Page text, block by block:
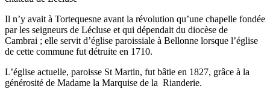
Il n’y avait à Tortequesne avant la révolution qu’une chapelle fondée
par les seigneurs de Lécluse et qui dépendait du diocèse de
Cambrai ; elle servit d’église paroissiale à Bellonne lorsque l’église
de cette commune fut détruite en 1710.
L’église actuelle, paroisse St Martin, fut bâtie en 1827, grâce à la
générosité de Madame la Marquise de la Rianderie.